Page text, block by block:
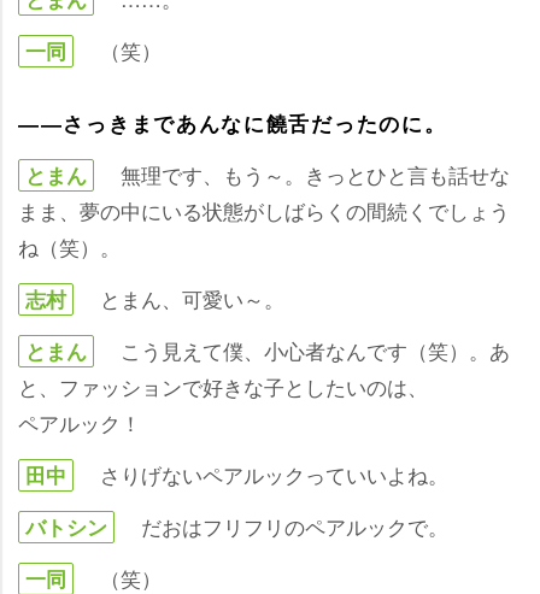
一同 （笑）
――さっきまであんなに饒舌だったのに。
とまん
無理です、もう～。きっとひと言も話せな
まま、夢の中にいる状態がしばらくの間続くでしょう
ね（笑）。
志村 とまん、可愛い～。
とまん
こう見えて僕、小心者なんです（笑）。あ
と、ファッションで好きな子としたいのは、
ペアルック！
田中 さりげないペアルックっていいよね。
バトシン だおはフリフリのペアルックで。
一同 （笑）